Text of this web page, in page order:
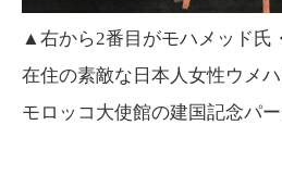
▲右から2番目がモハメッド氏
在住の素敵な日本人女性ウメ
モロッコ大使館の建国記念パー